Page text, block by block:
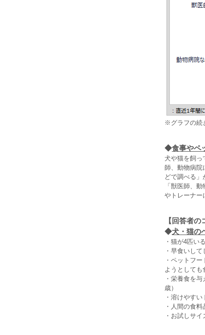
※グラフの続
◆食事やペ
犬や猫を飼っ
師、動物病院
どで調べる」
「獣医師、
やトレーナー
【回答者の
◆犬・猫の
・猫が4匹い
・早食いし
・ペットフ
ようとしても
・栄養食を
歳）
・溶けやす
・人間の食
・お試しサ